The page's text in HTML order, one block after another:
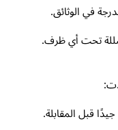
في الوثائق.
تحت أي ظرف.
قبل المقابلة.